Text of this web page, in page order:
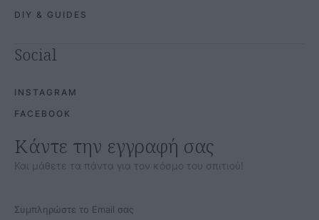
DIY & GUIDES
Social
INSTAGRAM
FACEBOOK
Κάντε την εγγραφή σας
Και μάθετε τα πάντα για τον κόσμο του σπιτιού!
Συμπληρώστε το Email σας